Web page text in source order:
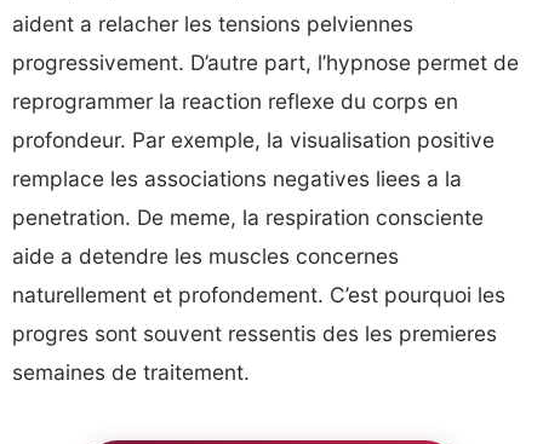
aident a relacher les tensions pelviennes
progressivement. D’autre part, l’hypnose permet de
reprogrammer la reaction reflexe du corps en
profondeur. Par exemple, la visualisation positive
remplace les associations negatives liees a la
penetration. De meme, la respiration consciente
aide a detendre les muscles concernes
naturellement et profondement. C’est pourquoi les
progres sont souvent ressentis des les premieres
semaines de traitement.